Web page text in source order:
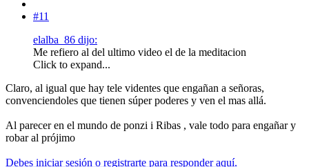
#11
elalba_86 dijo:
Me refiero al del ultimo video el de la meditacion
Click to expand...
Claro, al igual que hay tele videntes que engañan a señoras,
convenciendoles que tienen súper poderes y ven el mas allá.
Al parecer en el mundo de ponzi i Ribas , vale todo para engañar y
robar al prójimo
Debes iniciar sesión o registrarte para responder aquí.